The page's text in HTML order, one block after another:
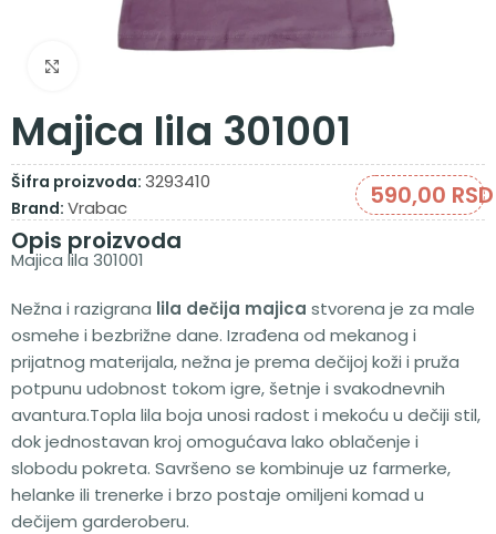
Majica lila 301001
Šifra proizvoda: 3293410
Brand: Vrabac 590,00 RSD
Opis proizvoda
Majica lila 301001
Nežna i razigrana lila dečija majica stvorena je za male
osmehe i bezbrižne dane. Izrađena od mekanog i
prijatnog materijala, nežna je prema dečijoj koži i pruža
potpunu udobnost tokom igre, šetnje i svakodnevnih
avantura.Topla lila boja unosi radost i mekoću u dečiji stil,
dok jednostavan kroj omogućava lako oblačenje i
slobodu pokreta. Savršeno se kombinuje uz farmerke,
helanke ili trenerke i brzo postaje omiljeni komad u
dečijem garderoberu.